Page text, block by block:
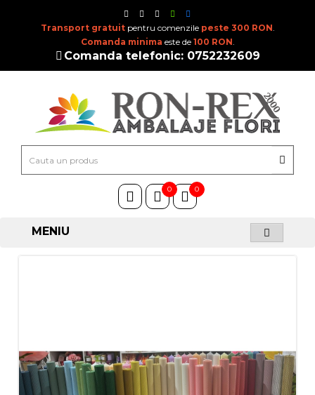
Transport gratuitpentru comenzile peste 300 RON.
Comanda minima este de 100 RON.
Comanda telefonic: 0752232609
0 0
MENIU